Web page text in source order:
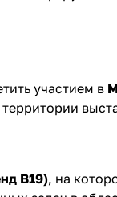
участием в
В19), на